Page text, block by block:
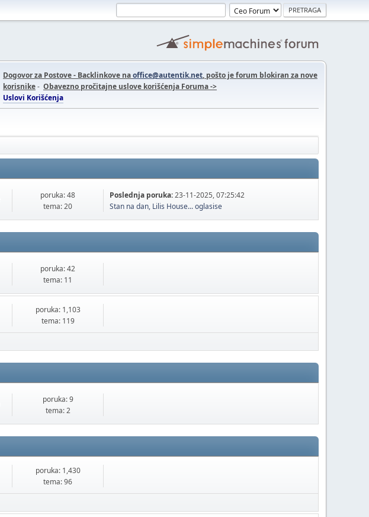
Dogovor za Postove - Backlinkove naoffice@autentik.net, pošto je forum blokiran za nove
korisnike- Obavezno pročitajne uslove korišćenja Foruma ->
Uslovi Korišćenja
poruka: 48
tema: 20
Poslednja poruka:23-11-2025, 07:25:42
Stan na dan, Lilis House... oglasise
poruka: 42
tema: 11
poruka: 1,103
tema: 119
poruka: 9
tema: 2
poruka: 1,430
tema: 96